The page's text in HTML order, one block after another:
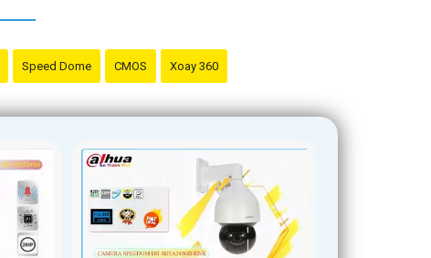
Speed Dome CMOS Xoay 360